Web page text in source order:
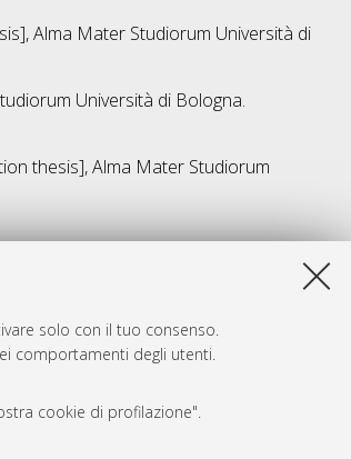
solo con il tuo consenso.
comportamenti degli utenti.
cookie di profilazione".
Alma Mater Studiorum Università di
Università di Bologna.
thesis], Alma Mater Studiorum
ilWed Aug 5 20:48:37 2026 CEST.